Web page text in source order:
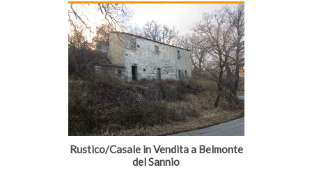
Rustico/Casale in Vendita a Belmonte
del Sannio